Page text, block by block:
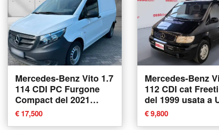
Mercedes-Benz Vito 1.7
114 CDI PC Furgone
Compact del 2021
usata
€ 17,500
Mercedes-Benz
112 CDI cat
del 1999 usata a
€ 9,800